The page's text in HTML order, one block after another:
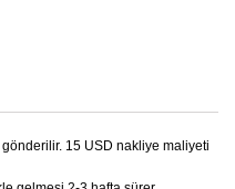
15 USD nakliye maliyeti